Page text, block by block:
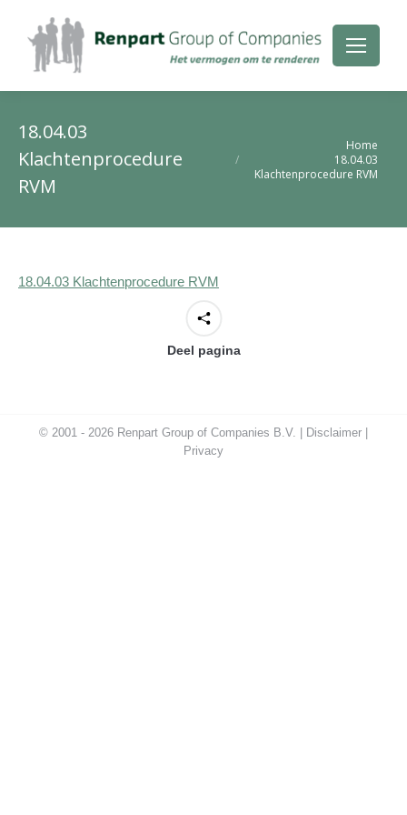
18.04.03
Klachtenprocedure
RVM
Home
18.04.03
Klachtenprocedure RVM
18.04.03 Klachtenprocedure RVM
Deel pagina
© 2001 - 2026 Renpart Group of Companies B.V. | Disclaimer
Privacy